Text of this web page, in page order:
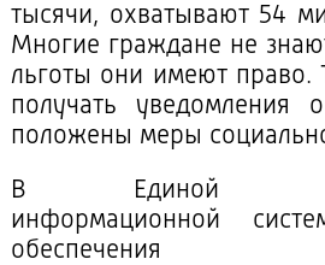
тысячи, охватывают 54
Многие граждане не
льготы они имеют право.
получать
положены меры
В Единой
информационной
обеспечения